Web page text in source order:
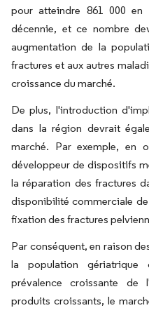
pour atteindre 861 000
décennie, et ce nombre
augmentation de la
fractures et aux autres
croissance du marché.
De plus, l'introduction
dans la région devrait
marché. Par exemple, en
développeur de dispositifs
la réparation des fractures
disponibilité commerciale
fixation des fractures
Par conséquent, en raison
la population gériatrique
prévalence croissante de
produits croissants, le